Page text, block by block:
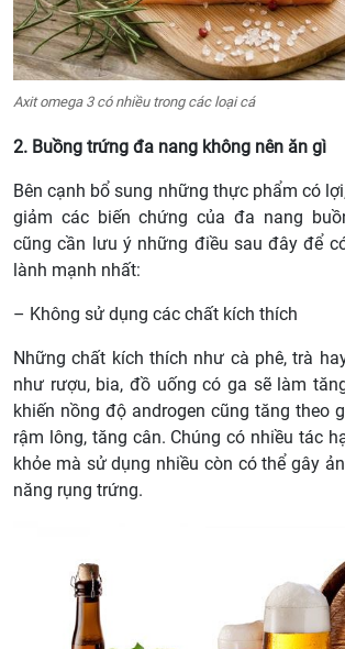
Axit omega 3 có nhiều trong các loại cá
2. Buồng trứng đa nang không nên ăn gì
Bên cạnh bổ sung những thực phẩm có
giảm các biến chứng của đa nang
cũng cần lưu ý những điều sau đây để
lành mạnh nhất:
– Không sử dụng các chất kích thích
Những chất kích thích như cà phê, trà
như rượu, bia, đồ uống có ga sẽ làm
khiến nồng độ androgen cũng tăng theo
rậm lông, tăng cân. Chúng có nhiều tác
khỏe mà sử dụng nhiều còn có thể gây
năng rụng trứng.